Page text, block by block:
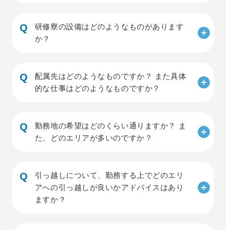
研修寮の設備はどのようなものがあります
か？
配属先はどのようなものですか？ また具体
的な仕事はどのようなものですか？
勤務地の希望はどのくらい通りますか？ ま
た、どのエリアが多いのですか？
引っ越しについて、勤務する上でどのエリ
アへの引っ越しが良いかアドバイスはあり
ますか？